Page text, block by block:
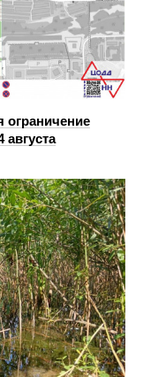
ограничение
августа